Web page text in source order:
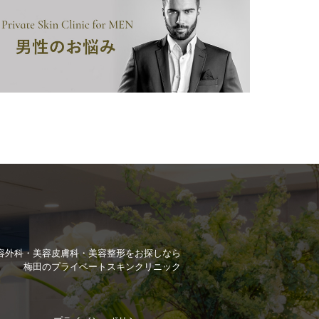
外科・美容皮膚科・美容整形をお探しなら
梅田のプライベートスキンクリニック